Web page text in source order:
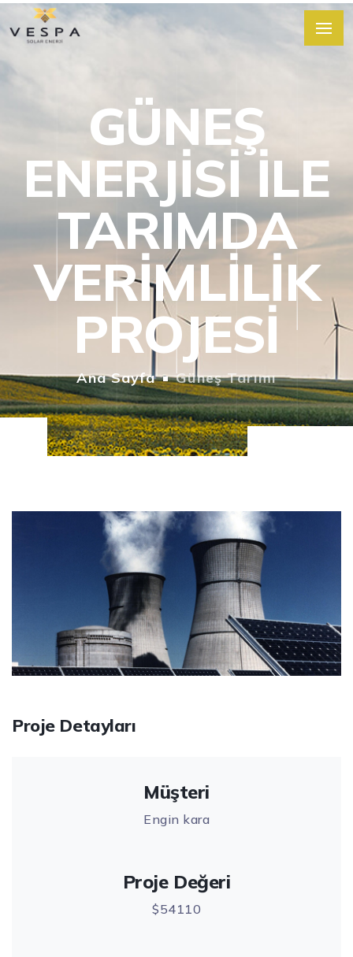
GÜNEŞ
ENERJISI ILE
TARIMDA
VERIMLILIK
PROJESI
Ana Sayfa Güneş Tarımı
Proje Detayları
Müşteri
Engin kara
Proje Değeri
$54110